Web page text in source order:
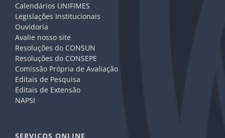
Calendários UNIFIMES
Legislações Institucionais
Ouvidoria
Avalie nosso site
Resoluções do CONSUN
Resoluções do CONSEPE
Comissão Própria de Avaliação
Editais de Pesquisa
Editais de Extensão
NAPSI
SERVIÇOS ONLINE